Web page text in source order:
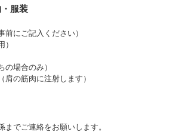
服装
前にご記入ください）
）
の場合のみ）
肩の筋肉に注射します）
までご連絡をお願いします。